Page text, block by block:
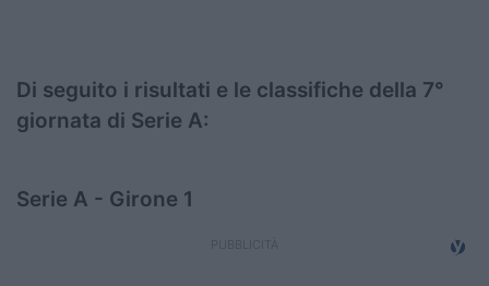
Di seguito i risultati e le classifiche della 7°
giornata di Serie A:
Serie A - Girone 1